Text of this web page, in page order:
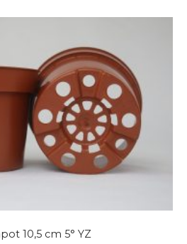
10,5 cm 5° YZ